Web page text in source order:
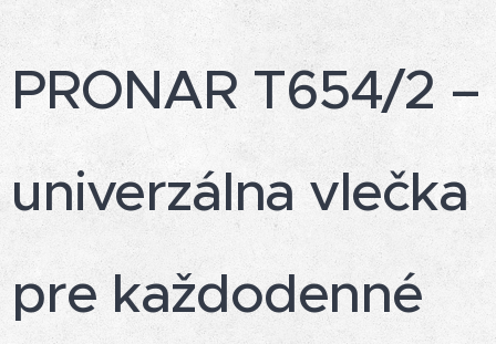
PRONAR T654/2 –
univerzálna vlečka
pre každodenné